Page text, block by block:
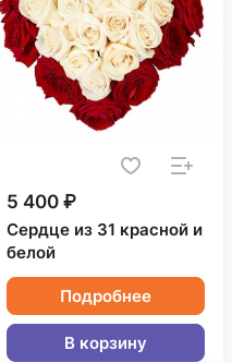
5 400 ₽
Сердце из 31 красной и
белой
Подробнее
В корзину